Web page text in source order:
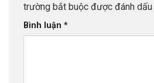
trường bắt buộc được đánh dấu
Bình luận *